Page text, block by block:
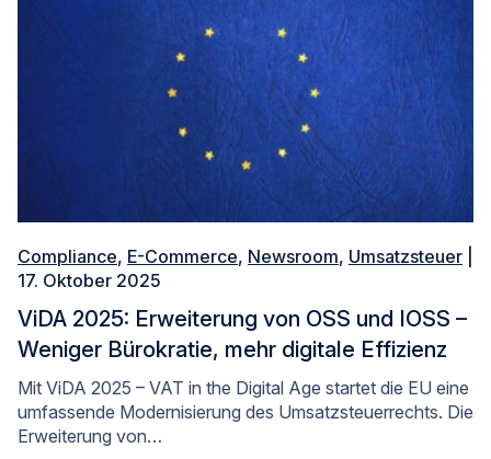
Compliance, E-Commerce, Newsroom, Umsatzsteuer
17. Oktober 2025
ViDA 2025: Erweiterung von OSS und IOSS –
Weniger Bürokratie, mehr digitale Effizienz
Mit ViDA 2025 – VAT in the Digital Age startet die EU eine
umfassende Modernisierung des Umsatzsteuerrechts. Die
Erweiterung von…